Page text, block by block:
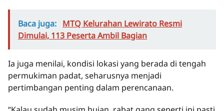
Baca juga: MTQ Kelurahan Lewirato Resmi
Dimulai, 113 Peserta Ambil Bagian
Ia juga menilai, kondisi lokasi yang berada di tengah
permukiman padat, seharusnya menjadi
pertimbangan penting dalam perencanaan.